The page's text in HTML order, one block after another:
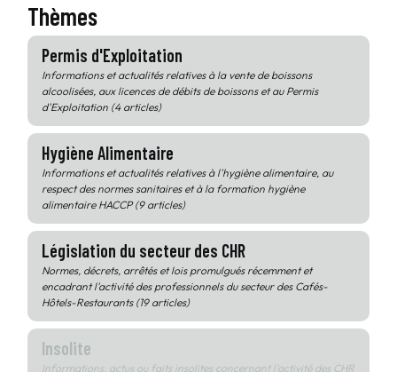
Thèmes
Permis d'Exploitation
Informations et actualités relatives à la vente de boissons
alcoolisées, aux licences de débits de boissons et au Permis
d'Exploitation (4 articles)
Hygiène Alimentaire
Informations et actualités relatives à l'hygiène alimentaire, au
respect des normes sanitaires et à la formation hygiène
alimentaire HACCP (9 articles)
Législation du secteur des CHR
Normes, décrets, arrêtés et lois promulgués récemment et
encadrant l'activité des professionnels du secteur des Cafés-
Hôtels-Restaurants (19 articles)
Insolite
Informations, actus ou faits insolites concernant l'activité des CHR